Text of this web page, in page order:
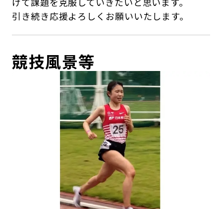
引き続き応援よろしくお願いいたします。
競技風景等